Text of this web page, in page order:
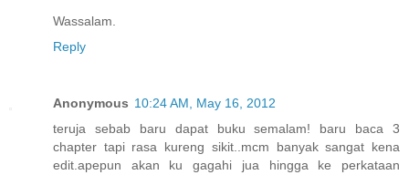
Wassalam.
Reply
Anonymous 10:24 AM, May 16, 2012
teruja sebab baru dapat buku semalam! baru baca 3
chapter tapi rasa kureng sikit..mcm banyak sangat kena
edit.apepun akan ku gagahi jua hingga ke perkataan